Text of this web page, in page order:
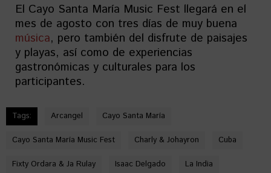
El Cayo Santa María Music Fest llegará en el
mes de agosto con tres días de muy buena
música, pero también del disfrute de paisajes
y playas, así como de experiencias
gastronómicas y culturales para los
participantes.
Tags: Arcangel Cayo Santa María
Cayo Santa María Music Fest Charly & Johayron Cuba
Fixty Ordara & Ja Rulay Isaac Delgado La India